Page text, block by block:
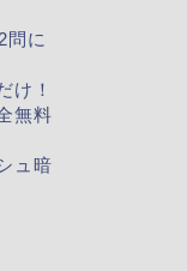
問に
け！
無料
ュ暗